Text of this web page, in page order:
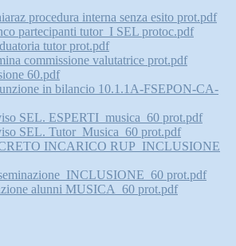
procedura interna senza esito prot.pdf
partecipanti tutor_I SEL protoc.pdf
tutor prot.pdf
commissione valutatrice prot.pdf
60.pdf
in bilancio 10.1.1A-FSEPON-CA-
SEL. ESPERTI_musica_60 prot.pdf
SEL. Tutor_Musica_60 prot.pdf
INCARICO RUP_INCLUSIONE
prot.pdf
alunni MUSICA_60 prot.pdf